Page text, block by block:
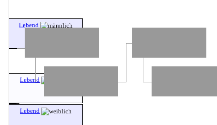
Lebend
Lebend
Lebend